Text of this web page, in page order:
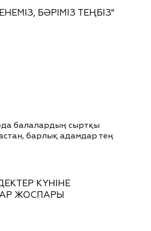
БӘРІМІЗ ТЕҢБІЗ"
балалардың сыртқы
барлық адамдар тең
КҮНІНЕ
ЖОСПАРЫ